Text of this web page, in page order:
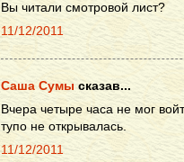
Вы читали смотровой лист?
11/12/2011
Саша Сумы сказав...
Вчера четыре часа не мог
тупо не открывалась.
11/12/2011